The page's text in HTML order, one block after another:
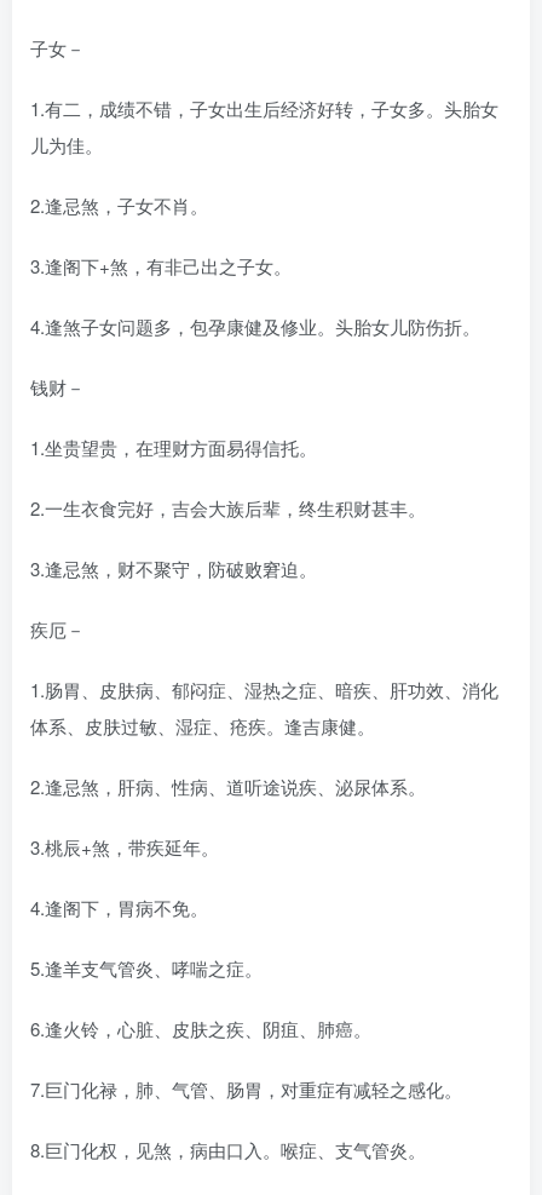
子女－
1.有二，成绩不错，子女出生后经济好转，子女多。头胎女
儿为佳。
2.逢忌煞，子女不肖。
3.逢阁下+煞，有非己出之子女。
4.逢煞子女问题多，包孕康健及修业。头胎女儿防伤折。
钱财－
1.坐贵望贵，在理财方面易得信托。
2.一生衣食完好，吉会大族后辈，终生积财甚丰。
3.逢忌煞，财不聚守，防破败窘迫。
疾厄－
1.肠胃、皮肤病、郁闷症、湿热之症、暗疾、肝功效、消化
体系、皮肤过敏、湿症、疮疾。逢吉康健。
2.逢忌煞，肝病、性病、道听途说疾、泌尿体系。
3.桃辰+煞，带疾延年。
4.逢阁下，胃病不免。
5.逢羊支气管炎、哮喘之症。
6.逢火铃，心脏、皮肤之疾、阴疽、肺癌。
7.巨门化禄，肺、气管、肠胃，对重症有减轻之感化。
8.巨门化权，见煞，病由口入。喉症、支气管炎。